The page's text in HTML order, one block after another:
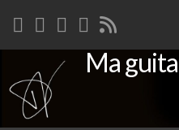
Search for:
Ma